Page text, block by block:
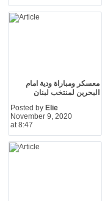
معسكر ومباراة ودية امام
البحرين لمنتخب لبنان
Posted by Elie
November 9, 2020
at 8:47